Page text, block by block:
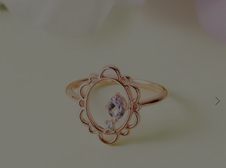
人気検索キーワード